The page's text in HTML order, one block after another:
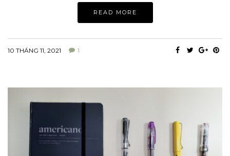
READ MORE
10 THÁNG 11, 2021 1